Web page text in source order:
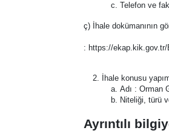
Telefon ve
ç) İhale dokümanının
: https://
İhale konusu
Adı : Orman
Niteliği, türü
Ayrıntılı